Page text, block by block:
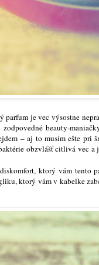
parfum je vec výsostne
beauty-
– aj to musím ešte pri
obzvlášť citlivá vec a
ktorý vám tento
ktorý vám v kabelke